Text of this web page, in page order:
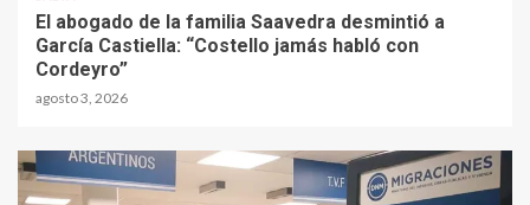
El abogado de la familia Saavedra desmintió a
García Castiella: “Costello jamás habló con
Cordeyro”
agosto 3, 2026